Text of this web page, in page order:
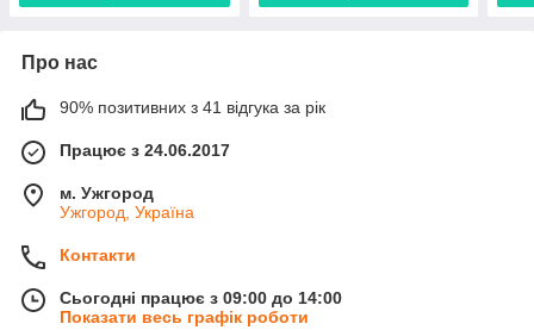
Про нас
90% позитивних з 41 відгука за рік
Працює з 24.06.2017
м. Ужгород
Ужгород, Україна
Контакти
Сьогодні працює з 09:00 до 14:00
Показати весь графік роботи